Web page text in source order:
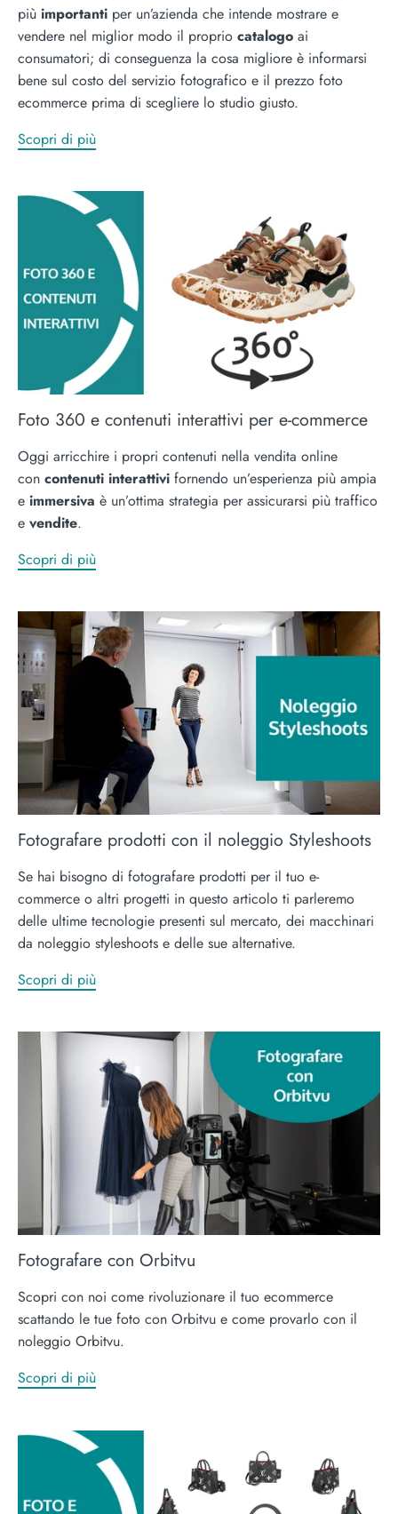
più importanti per un’azienda che intende mostrare e
vendere nel miglior modo il proprio catalogo ai
consumatori; di conseguenza la cosa migliore è informarsi
bene sul costo del servizio fotografico e il prezzo foto
ecommerce prima di scegliere lo studio giusto.
Scopri di più
Foto 360 e contenuti interattivi per e-commerce
Oggi arricchire i propri contenuti nella vendita online
con contenuti interattivi fornendo un’esperienza più ampia
e immersiva è un’ottima strategia per assicurarsi più traffico
e vendite.
Scopri di più
Fotografare prodotti con il noleggio Styleshoots
Se hai bisogno di fotografare prodotti per il tuo e-
commerce o altri progetti in questo articolo ti parleremo
delle ultime tecnologie presenti sul mercato, dei macchinari
da noleggio styleshoots e delle sue alternative.
Scopri di più
Fotografare con Orbitvu
Scopri con noi come rivoluzionare il tuo ecommerce
scattando le tue foto con Orbitvu e come provarlo con il
noleggio Orbitvu.
Scopri di più